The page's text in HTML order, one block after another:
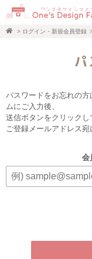
> ログイン・新規会員登録
パスワードをお忘れの
ムにご入力後、
送信ボタンをクリックし
ご登録メールアドレス宛
会